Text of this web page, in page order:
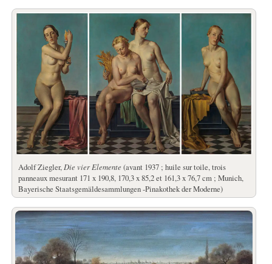
Adolf Ziegler, Die vier Elemente (avant 1937 ; huile sur toile, trois
panneaux mesurant 171 x 190,8, 170,3 x 85,2 et 161,3 x 76,7 cm ; Munich,
Bayerische Staatsgemäldesammlungen -Pinakothek der Moderne)